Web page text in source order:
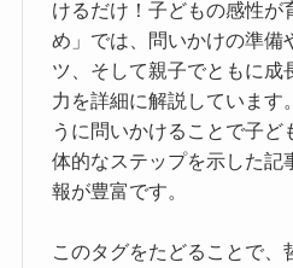
けるだけ！子どもの感性が
め」では、問いかけの準備
ツ、そして親子でともに成
力を詳細に解説しています
うに問いかけることで子ど
体的なステップを示した記
報が豊富です。
このタグをたどることで、